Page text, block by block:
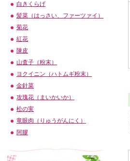
白きくらげ
髪菜（はっさい、ファーツァイ）
菊花
紅花
陳皮
山査子（粉末）
ヨクイニン（ハトムギ粉末）
金針菜
攻瑰花（まいかいか）
松の実
竜眼肉（りゅうがんにく）
阿膠